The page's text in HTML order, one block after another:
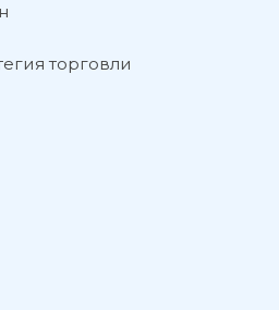
торговли